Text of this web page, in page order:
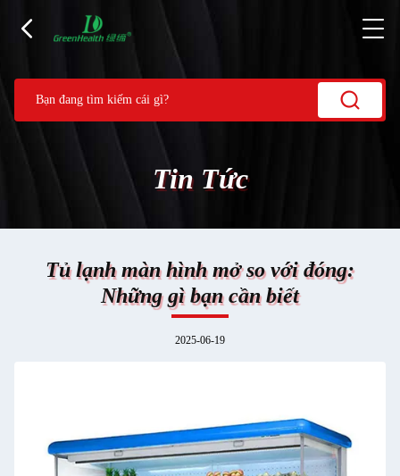
Tin Tức
Tủ lạnh màn hình mở so với đóng:
Những gì bạn cần biết
2025-06-19